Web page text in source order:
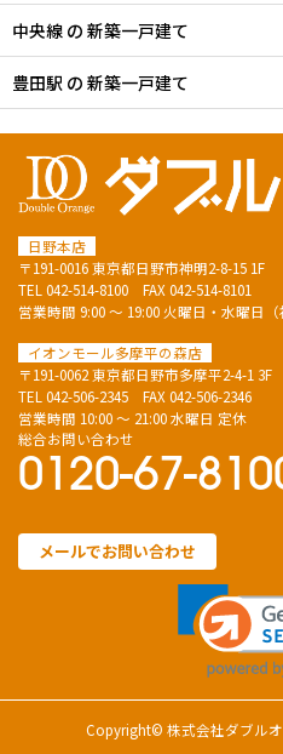
中央線 の 新築一戸建て
豊田駅 の 新築一戸建て
日野本店
〒191-0016 東京都日野市神明2-8-15 1F
TEL 042-514-8100 FAX 042-514-8101
営業時間 9:00 ～ 19:00 火曜日・水曜日
イオンモール多摩平の森店
〒191-0062 東京都日野市多摩平2-4-1 3F
TEL 042-506-2345 FAX 042-506-2346
営業時間 10:00 ～ 21:00 水曜日 定休
総合お問い合わせ
0120-67-
メールでお問い合わせ
Copyright© 株式会社ダブル